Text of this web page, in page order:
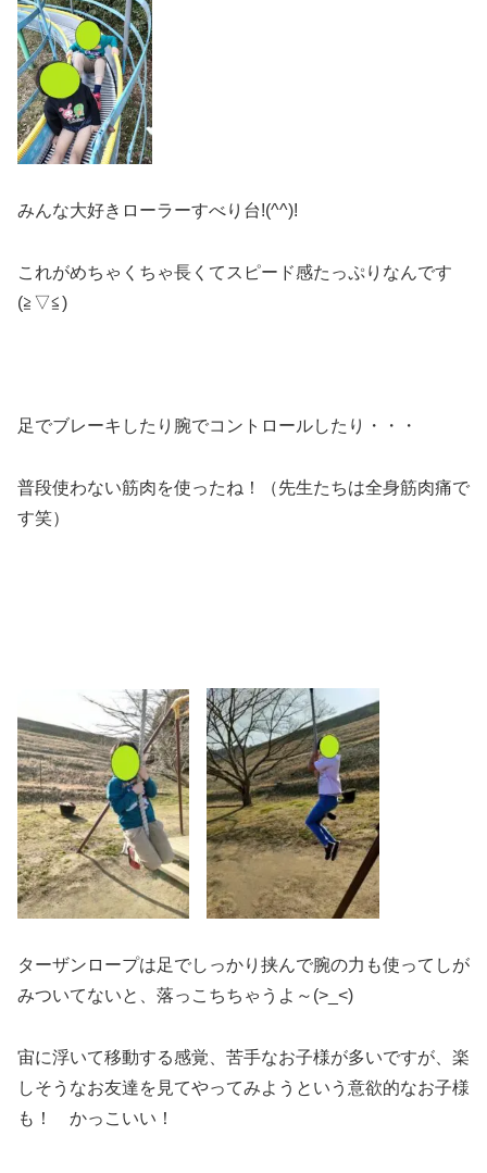
みんな大好きローラーすべり台!(^^)!
これがめちゃくちゃ長くてスピード感たっぷりなんです
(≧▽≦)
足でブレーキしたり腕でコントロールしたり・・・
普段使わない筋肉を使ったね！（先生たちは全身筋肉痛で
す笑）
ターザンロープは足でしっかり挟んで腕の力も使ってしが
みついてないと、落っこちちゃうよ～(>_<)
宙に浮いて移動する感覚、苦手なお子様が多いですが、楽
しそうなお友達を見てやってみようという意欲的なお子様
も！ かっこいい！